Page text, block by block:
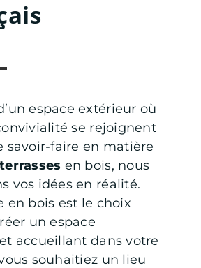
espace extérieur où
se rejoignent
savoir-faire en matière
en bois, nous
vos idées en réalité.
en bois est le choix
un espace
accueillant dans votre
souhaitiez un lieu